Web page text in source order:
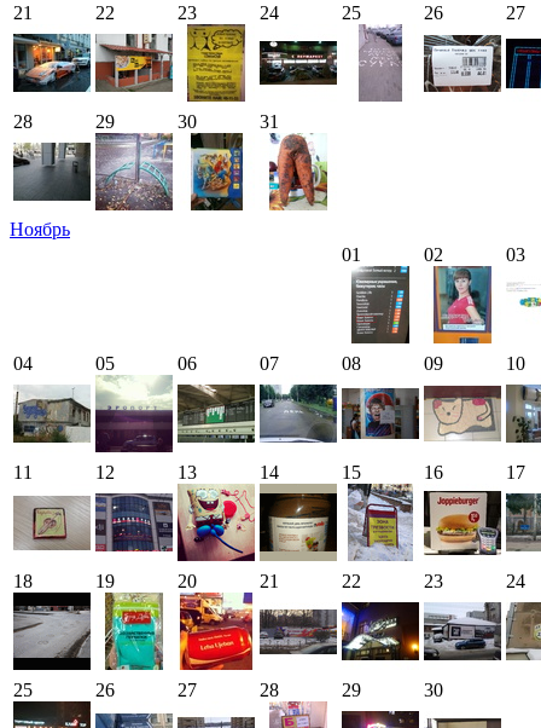
21 22 23 24 25 26 27
28 29 30 31
Ноябрь
01
02 03
04 05 06 07 08 09 10
11 12 13 14 15 16 17
18 19 20 21 22 23 24
25 26 27 28 29 30